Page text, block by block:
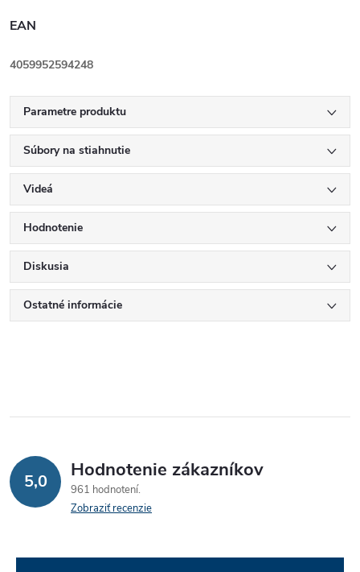
EAN
4059952594248
Parametre produktu
Súbory na stiahnutie
Videá
Hodnotenie
Diskusia
Ostatné informácie
5,0 Hodnotenie zákazníkov
961 hodnotení
Zobraziť recenzie